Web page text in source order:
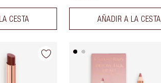
CESTA AÑADIR A LA CESTA